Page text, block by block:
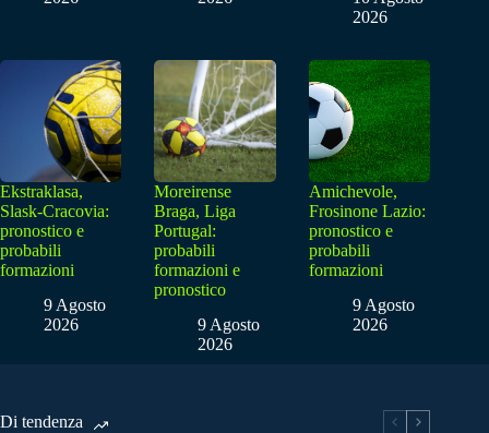
2026
Ekstraklasa,
Slask-Cracovia:
pronostico e
probabili
formazioni
9 Agosto
2026
Moreirense
Braga, Liga
Portugal:
probabili
formazioni e
pronostico
9 Agosto
2026
Amichevole,
Frosinone Lazio:
pronostico e
probabili
formazioni
9 Agosto
2026
Di tendenza